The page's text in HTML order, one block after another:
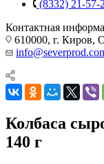
(8332) 21-57-
Контактная
610000, г. Киров,
Колбаса
140 г